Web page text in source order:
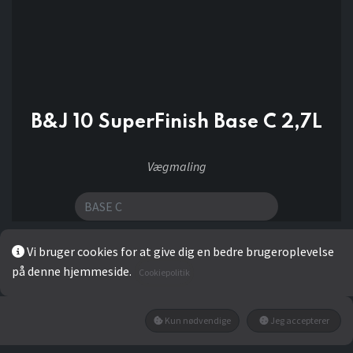
B&J 10 SuperFinish Base C 2,7L
Vægmaling
359,20
LÆG I KURV
Vi bruger cookies for at give dig en bedre brugeroplevelse
på denne hjemmeside.
Cookiepolitik
Kun nødvendige Jeg accepterer